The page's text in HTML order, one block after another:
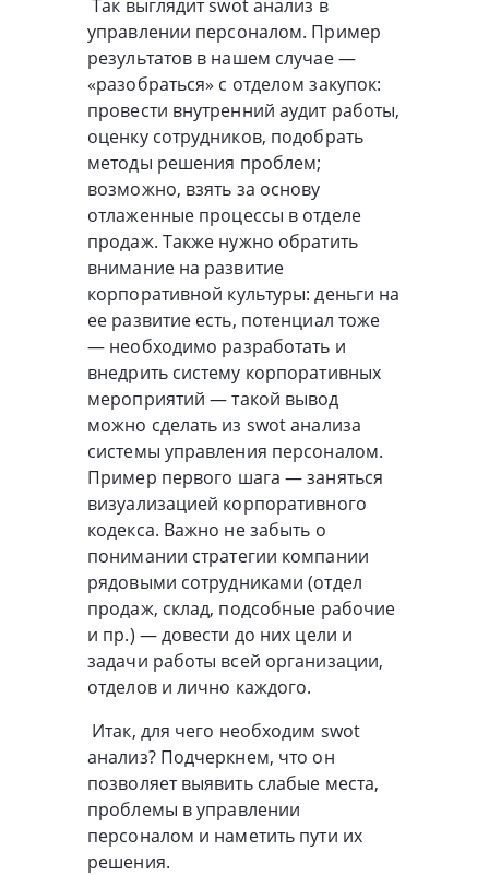
Так выглядит swot анализ в
управлении персоналом. Пример
результатов в нашем случае —
«разобраться» с отделом закупок:
провести внутренний аудит работы,
оценку сотрудников, подобрать
методы решения проблем;
возможно, взять за основу
отлаженные процессы в отделе
продаж. Также нужно обратить
внимание на развитие
корпоративной культуры: деньги на
ее развитие есть, потенциал тоже
— необходимо разработать и
внедрить систему корпоративных
мероприятий — такой вывод
можно сделать из swot анализа
системы управления персоналом.
Пример первого шага — заняться
визуализацией корпоративного
кодекса. Важно не забыть о
понимании стратегии компании
рядовыми сотрудниками (отдел
продаж, склад, подсобные рабочие
и пр.) — довести до них цели и
задачи работы всей организации,
отделов и лично каждого.
Итак, для чего необходим swot
анализ? Подчеркнем, что он
позволяет выявить слабые места,
проблемы в управлении
персоналом и наметить пути их
решения.